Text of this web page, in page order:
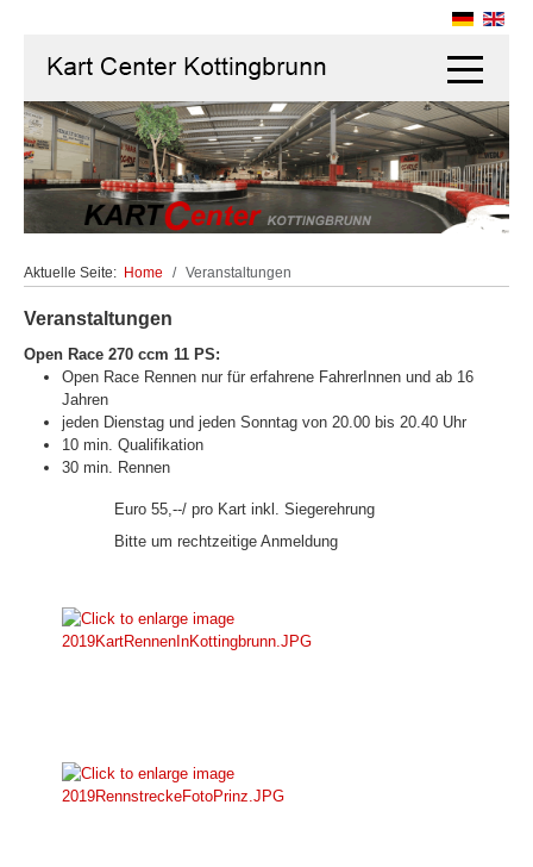
Off-
Aktuelle Seite: Home Veranstaltungen
Veranstaltungen
Open Race 270 ccm 11 PS:
Open Race Rennen nur für erfahrene FahrerInnen und ab 16
Jahren
jeden Dienstag und jeden Sonntag von 20.00 bis 20.40 Uhr
10 min. Qualifikation
30 min. Rennen
Euro 55,--/ pro Kart inkl. Siegerehrung
Bitte um rechtzeitige Anmeldung